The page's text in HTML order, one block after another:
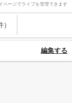
ページでライブを管理できます
編集する